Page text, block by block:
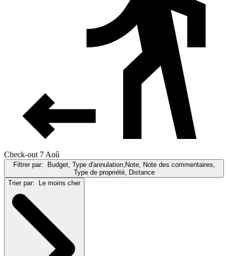
Check-out 7 Aoû
Filtrer par:
Budget, Type d'annulation,Note, Note des commentaires,
Type de propriété, Distance
Trier par:
Le moins cher